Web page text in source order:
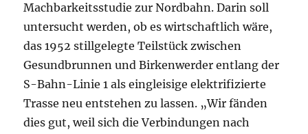
Machbarkeitsstudie zur Nordbahn. Darin soll
untersucht werden, ob es wirtschaftlich wäre,
das 1952 stillgelegte Teilstück zwischen
Gesundbrunnen und Birkenwerder entlang der
S-Bahn-Linie 1 als eingleisige elektrifizierte
Trasse neu entstehen zu lassen. „Wir fänden
dies gut, weil sich die Verbindungen nach